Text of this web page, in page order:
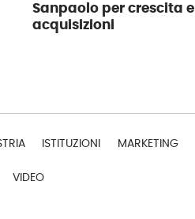
Sanpaolo per crescita e
acquisizioni
ISTITUZIONI MARKETING
VIDEO